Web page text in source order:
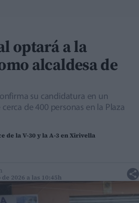
optará a la
alcaldesa de
su candidatura en un
de 400 personas en la Plaza
de la V-30 y la A-3 en Xirivella
2026 a las 10:45h